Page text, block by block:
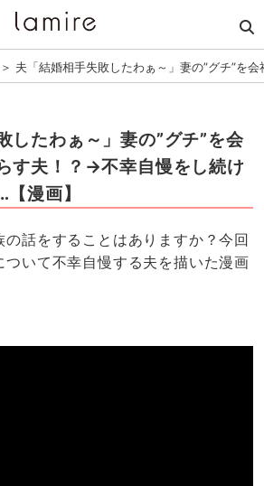
＞ 夫「結婚相手失敗したわぁ～」妻の”グチ”を
したわぁ～」妻の”グチ”を会
す夫！？→不幸自慢をし続け
漫画】
の話をすることはありますか？今回
ついて不幸自慢する夫を描いた漫画